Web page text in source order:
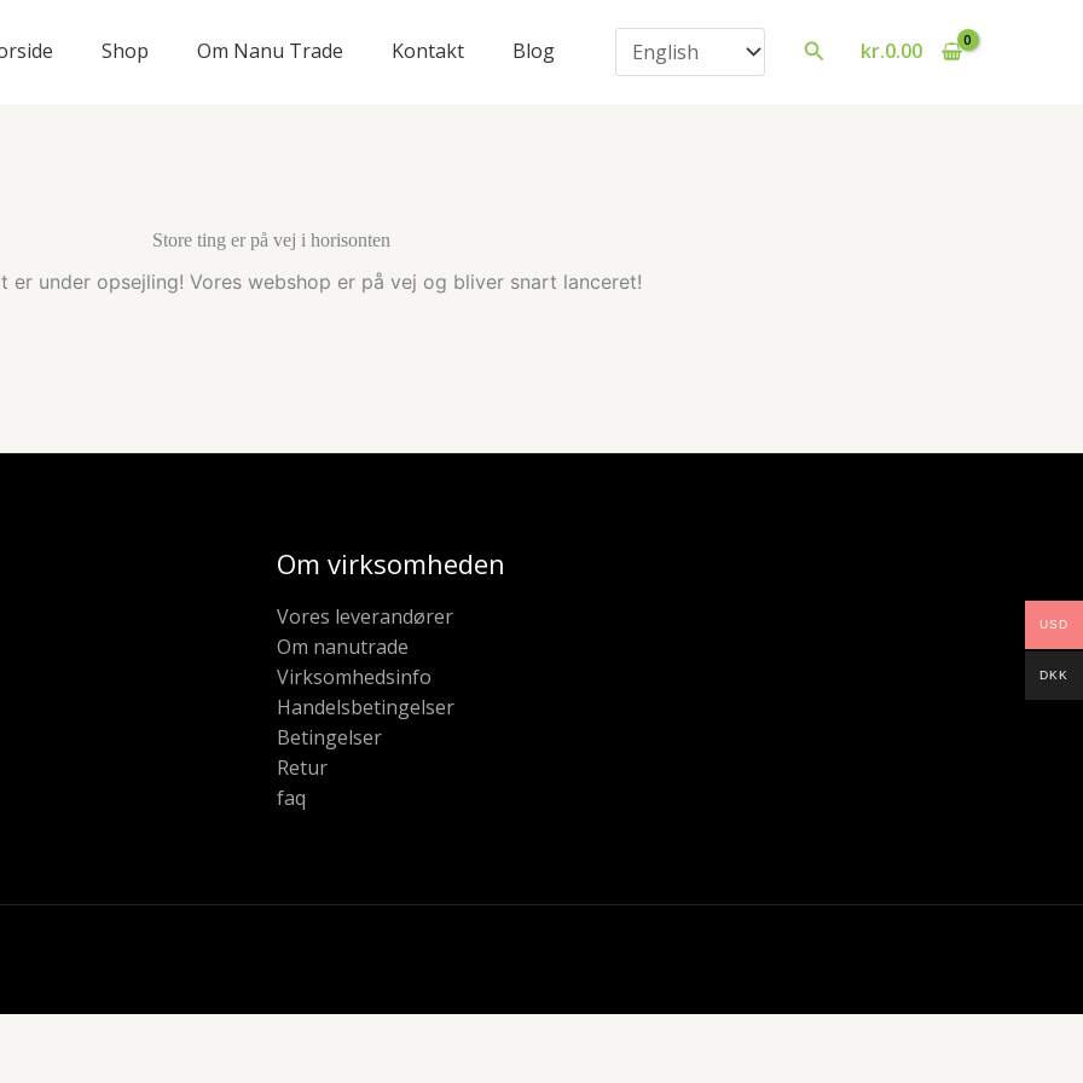
Shop Om Nanu Trade Kontakt Blog
Vælg
sprog
Søg kr.0.00
Store ting er på vej i horisonten
er under opsejling! Vores webshop er på vej og bliver snart lanceret!
Om virksomheden
Vores leverandører
Om nanutrade
Virksomhedsinfo
Handelsbetingelser
Betingelser
Retur
faq
USD
DKK